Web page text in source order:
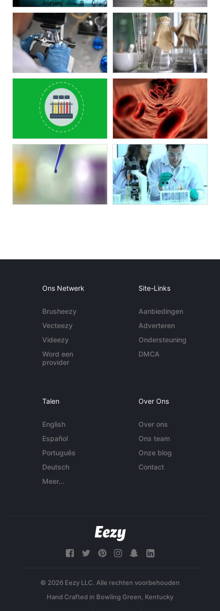
Ons Netwerk
Brusheezy
Vecteezy
Videezy
Word een
provider
Site-Links
Aanbiedingen
Adverteren
Ondersteuning
DMCA
Talen
English
Español
Português
Deutsch
Meer...
Over Ons
Over ons
Ons team
Onze blog
Contact
© 2026 Eezy LLC. Alle rechten voorbehouden